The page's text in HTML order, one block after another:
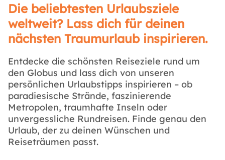
Die beliebtesten Urlaubsziele
weltweit? Lass dich für deinen
nächsten Traumurlaub inspirieren.
Entdecke die schönsten Reiseziele rund um
den Globus und lass dich von unseren
persönlichen Urlaubstipps inspirieren – ob
paradiesische Strände, faszinierende
Metropolen, traumhafte Inseln oder
unvergessliche Rundreisen. Finde genau den
Urlaub, der zu deinen Wünschen und
Reiseträumen passt.